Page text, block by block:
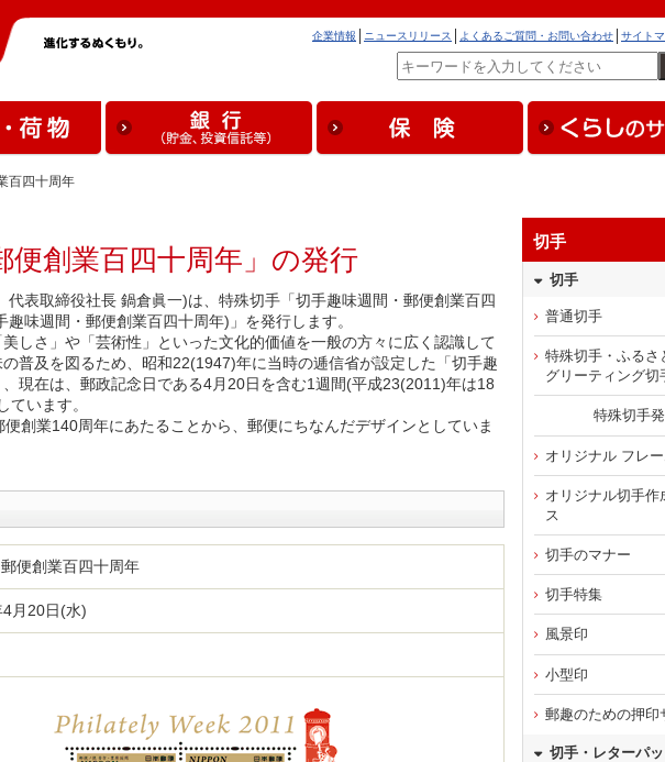
サイト
よくあるご質問・お問い合わせ
ニュースリリース
企業情報
百四十周年
便創業百四十周年」の発行
表取締役社長 鍋倉眞一)は、特殊切手「切手趣味週間・郵便創業百四
味週間・郵便創業百四十周年)」を発行します。
しさ」や「芸術性」といった文化的価値を一般の方々に広く認識して
普及を図るため、昭和22(1947)年に当時の逓信省が設定した「切手趣
現在は、郵政記念日である4月20日を含む1週間(平成23(2011)年は18
います。
創業140周年にあたることから、郵便にちなんだデザインとしていま
便創業百四十周年
月20日(水)
切手
切手
普通切手
特殊切手・ふるさ
グリーティング切
特殊切手
オリジナル フレ
オリジナル切手作
ス
切手のマナー
切手特集
風景印
小型印
郵趣のための押印
切手・レターパ